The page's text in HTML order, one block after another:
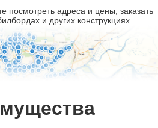
посмотреть адреса и цены, заказать
и других конструкциях.